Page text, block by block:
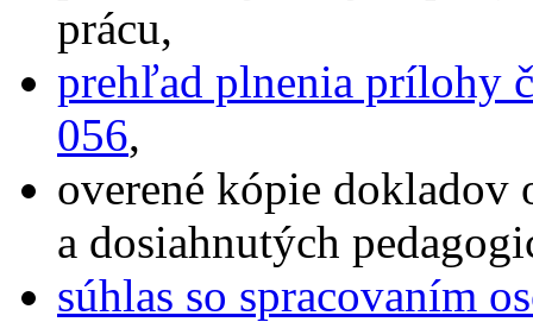
prácu,
prehľad plnenia prílohy
056,
overené kópie dokladov
a dosiahnutých
súhlas so spracovaním